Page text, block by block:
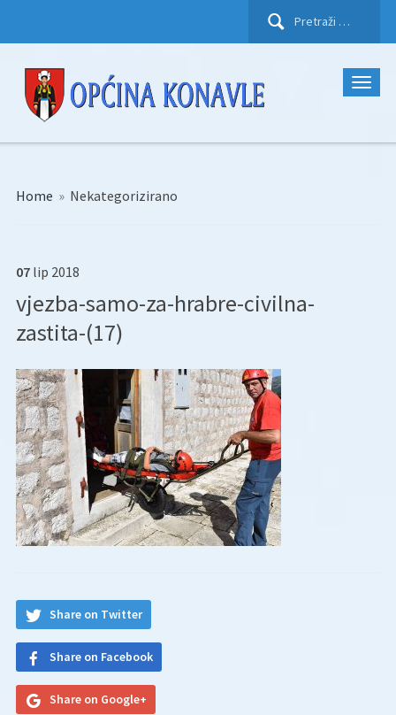
Pretraži:
Home » Nekategorizirano
07 lip 2018
vjezba-samo-za-hrabre-civilna-
zastita-(17)
Share on Twitter
Share on Facebook
Share on Google+